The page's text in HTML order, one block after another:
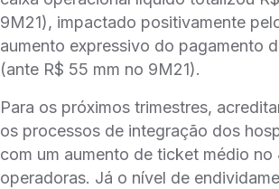
9M21), impactado positivamente
aumento expressivo do pagamento
(ante R$ 55 mm no 9M21).
Para os próximos trimestres,
os processos de integração dos
com um aumento de ticket médio
operadoras. Já o nível de